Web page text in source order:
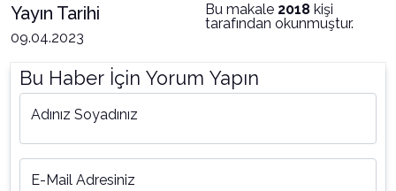
Yayın Tarihi
09.04.2023
Bu makale 2018 kişi
tarafından okunmuştur.
Bu Haber İçin Yorum Yapın
Adınız Soyadınız
E-Mail Adresiniz